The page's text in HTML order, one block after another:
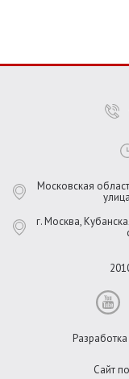
Московская
г. Москва,
Сайт